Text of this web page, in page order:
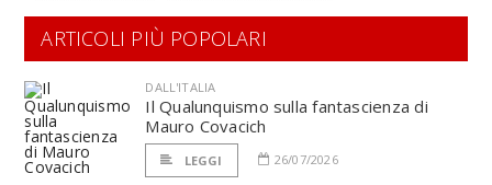
ARTICOLI PIÙ POPOLARI
DALL'ITALIA
Il Qualunquismo sulla fantascienza di
Mauro Covacich
LEGGI 26/07/2026